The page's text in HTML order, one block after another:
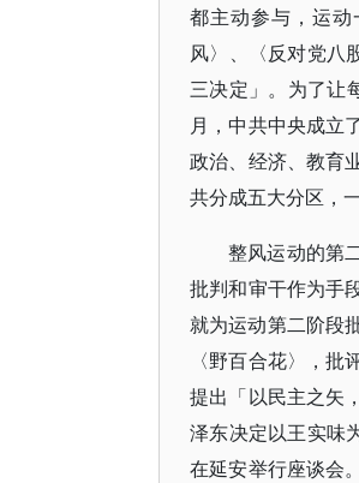
都主动参与，运
风〉、〈反对党八
三决定」。为了让
月，中共中央成立
政治、经济、教育
共分成五大分区，
整风运动的第
批判和审干作为手
就为运动第二阶段
〈野百合花〉，
提出「以民主之矢
泽东决定以王实味
在延安举行座谈会